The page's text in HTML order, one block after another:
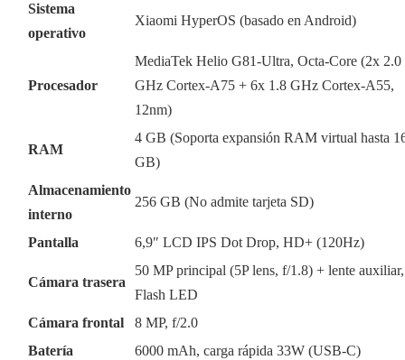
Sistema
operativo
Xiaomi HyperOS (basado en Android)
Procesador
MediaTek Helio G81-Ultra, Octa-Core (2x 2.0
GHz Cortex-A75 + 6x 1.8 GHz Cortex-A55,
12nm)
RAM
4 GB (Soporta expansión RAM virtual hasta
GB)
Almacenamiento
interno
256 GB (No admite tarjeta SD)
Pantalla 6,9″ LCD IPS Dot Drop, HD+ (120Hz)
Cámara trasera
50 MP principal (5P lens, f/1.8) + lente auxiliar,
Flash LED
Cámara frontal
8 MP, f/2.0
Batería
6000 mAh, carga rápida 33W (USB-C)